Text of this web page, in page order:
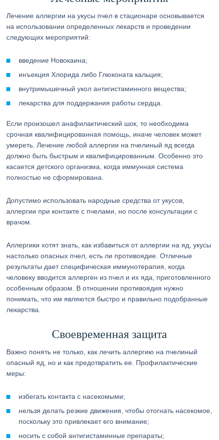
Лечение аллергии на укусы пчел в стационаре основывается
на использовании определенных лекарств и проведении
следующих мероприятий:
введение Новокаина;
инъекция Хлорида либо Глюконата кальция;
внутримышечный укол антигистаминного вещества;
лекарства для поддержания работы сердца.
Если произошел анафилактический шок, то необходима
срочная квалифицированная помощь, иначе человек может
умереть. Лечение любой аллергии на пчелиный яд всегда
должно быть быстрым и квалифицированным. Особенно это
касается детского организма, когда иммунная система
полностью не сформирована.
Допустимо использовать народные средства от укусов,
аллергии при контакте с пчелами, но после консультации с
врачом.
Аллергики хотят знать, как избавиться от аллергии на яд, укусы
настолько опасных пчел, есть ли противоядие. Отличные
результаты дает специфическая иммунотерапия, когда
человеку вводится аллерген из пчел и их яда, приготовленного
особенным образом. В отношении противоядия нужно
понимать, что им являются быстро и правильно подобранные
лекарства.
Своевременная защита
Важно понять не только, как лечить аллергию на пчелиный
опасный яд, но и как предотвратить ее. Профилактические
меры:
избегать контакта с насекомыми;
нельзя делать резкие движения, чтобы отогнать насекомое,
поскольку это привлекает его внимание;
носить с собой антигистаминные препараты;